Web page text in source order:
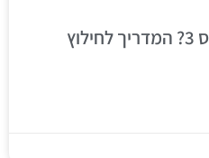
הרכב נתקע בקומה מינוס 3? המדריך לחילוץ